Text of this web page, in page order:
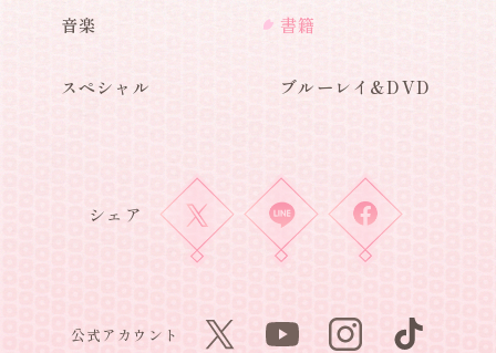
音楽 書籍
スペシャル ブルーレイ&DVD
シェア
公式アカウント